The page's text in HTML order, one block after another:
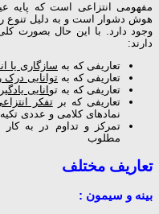
مفهومی انتزاعی است که پایه
هوش دشوار است و به دلیل تنوع
دارند:
تعاریفی كه به سازگاری یا
تعاریفی که به توانایی درک
تعاریفی كه به تو انایی
تعاریفی كه برتفكر
نمادهای كلامی و عددی تكیه
تمرکز و تداوم در به کار
مطلوب
تعاریف مختلف
بینه و سیمون :